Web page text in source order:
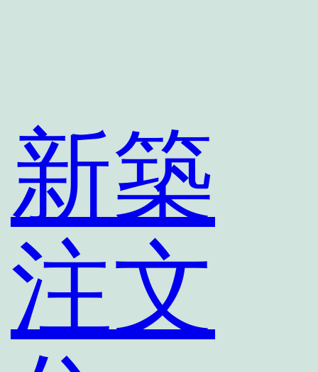
新築
注文